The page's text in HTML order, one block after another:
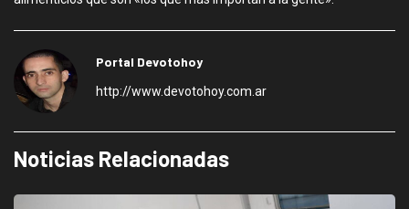
Portal Devotohoy
http://www.devotohoy.com.ar
Noticias Relacionadas